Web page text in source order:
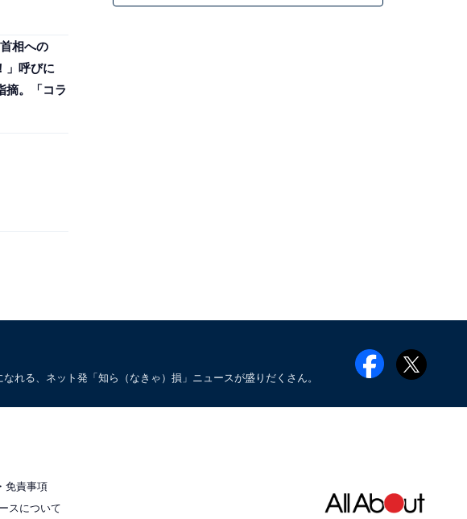
相への
」呼びに
摘。「コラ
れる、ネット発「知ら（なきゃ）損」ニュースが盛りだくさん。
免責事項
スについて